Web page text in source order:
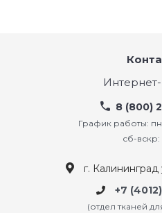
8 (800)
График работы:
сб-
г.
+7
(отдел тканей